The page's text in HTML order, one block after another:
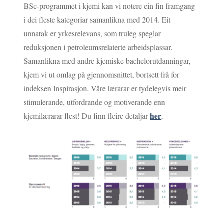
BSc-programmet i kjemi kan vi notere ein fin framgang
i dei fleste kategoriar samanlikna med 2014. Eit
unnatak er yrkesrelevans, som truleg speglar
reduksjonen i petroleumsrelaterte arbeidsplassar.
Samanlikna med andre kjemiske bachelorutdanningar,
kjem vi ut omlag på gjennomsnittet, bortsett frå for
indeksen Inspirasjon. Våre lærarar er tydelegvis meir
stimulerande, utfordrande og motiverande enn
kjemilærarar flest! Du finn fleire detaljarher.